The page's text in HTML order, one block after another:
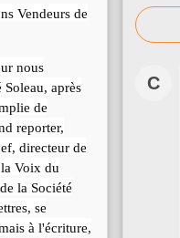
Vendeurs de
nous
après
de
reporter,
directeur de
Voix du
la Société
se
à l'écriture,
C